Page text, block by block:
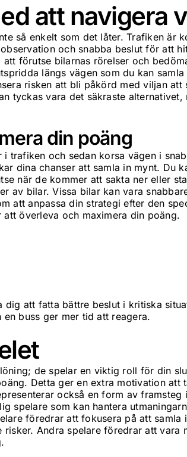
att navigera
så enkelt som det låter. Trafiken är
och snabba beslut för att
förutse bilarnas rörelser och
längs vägen som du kan
risken att bli påkörd med viljan att
tyckas vara det säkraste alternativet,
din poäng
trafiken och sedan korsa vägen i
dina chanser att samla in mynt. Du
när de kommer att sakta ner eller
av bilar. Vissa bilar kan vara
att anpassa din strategi efter den
överleva och maximera din poäng.
dig att fatta bättre beslut i kritiska
buss ger mer tid att reagera.
de spelar en viktig roll för din
Detta ger en extra motivation att
också en form av framsteg
spelare som kan hantera
föredrar att fokusera på att samla
Andra spelare föredrar att vara